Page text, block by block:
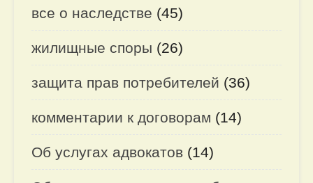
все о наследстве (45)
жилищные споры (26)
защита прав потребителей (36)
комментарии к договорам (14)
Об услугах адвокатов (14)